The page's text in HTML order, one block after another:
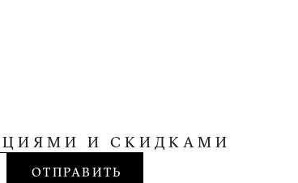
И СКИДКАМИ
ОТПРАВИТЬ